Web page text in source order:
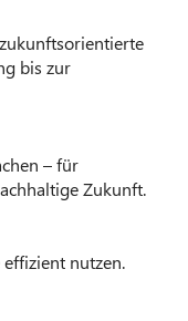
bis zur
– für
Zukunft.
nutzen.